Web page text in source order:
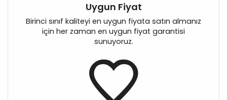
Uygun Fiyat
Birinci sınıf kaliteyi en uygun fiyata satın almanız
için her zaman en uygun fiyat garantisi
sunuyoruz.